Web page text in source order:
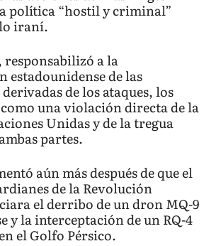
política “hostil y criminal”
iraní.
responsabilizó a la
estadounidense de las
de los ataques, los
una violación directa de la
Unidas y de la tregua
partes.
aún más después de que el
de la Revolución
el derribo de un dron MQ-9
y la interceptación de un RQ-4
el Golfo Pérsico.